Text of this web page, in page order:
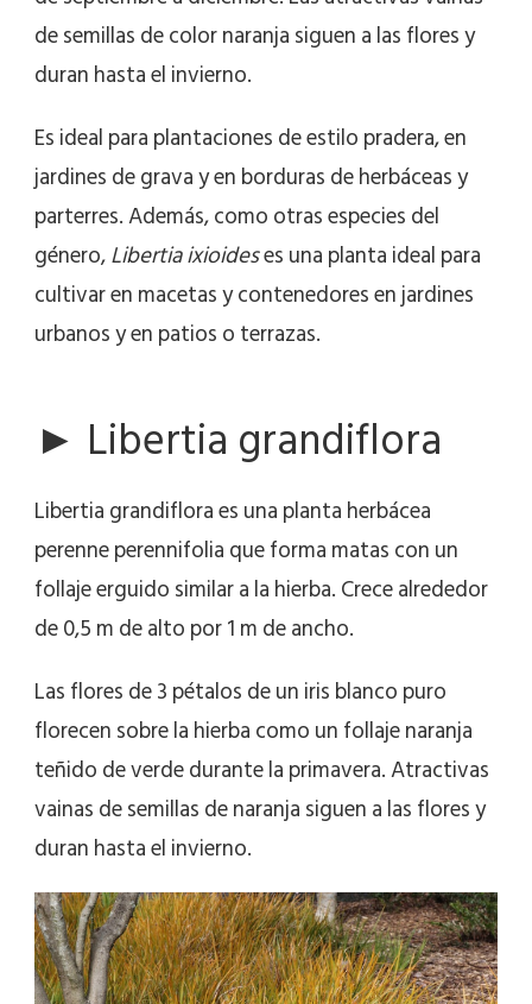
de semillas de color naranja siguen a las flores y
duran hasta el invierno.
Es ideal para plantaciones de estilo pradera, en
jardines de grava y en borduras de herbáceas y
parterres. Además, como otras especies del
género,Libertia ixioideses una planta ideal para
cultivar en macetas y contenedores en jardines
urbanos y en patios o terrazas.
► Libertia grandiflora
Libertia grandiflora es una planta herbácea
perenne perennifolia que forma matas con un
follaje erguido similar a la hierba. Crece alrededor
de 0,5 m de alto por 1 m de ancho.
Las flores de 3 pétalos de un iris blanco puro
florecen sobre la hierba como un follaje naranja
teñido de verde durante la primavera. Atractivas
vainas de semillas de naranja siguen a las flores y
duran hasta el invierno.